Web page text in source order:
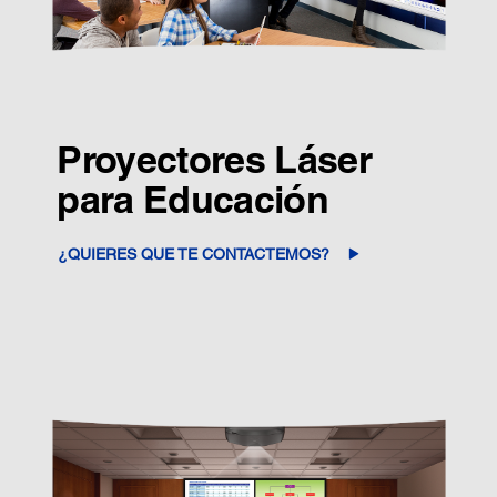
Proyectores Láser
para Educación
¿QUIERES QUE TE CONTACTEMOS?